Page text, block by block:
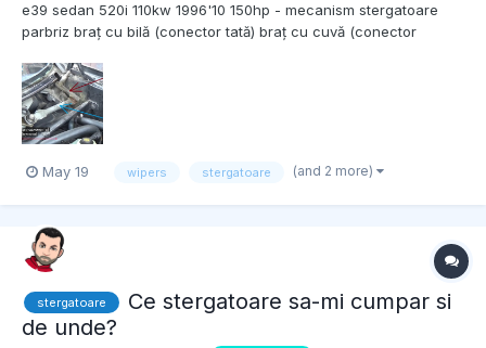
e39 sedan 520i 110kw 1996'10 150hp - mecanism stergatoare
parbriz braț cu bilă (conector tată) braț cu cuvă (conector
fure bratele de stergatoare, nu a reusit, in schimb a distrus
teflonul/carbonul mamă/tată de pe aceste 2...
May 19 wipers stergatoare (and 2 more)
stergatoare
Ce stergatoare sa-mi cumpar si
de unde?